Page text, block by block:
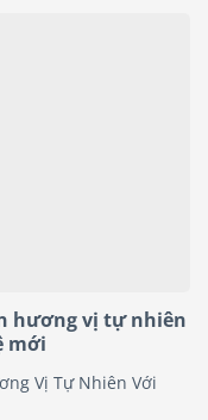
hương vị tự nhiên
mới
Vị Tự Nhiên Với